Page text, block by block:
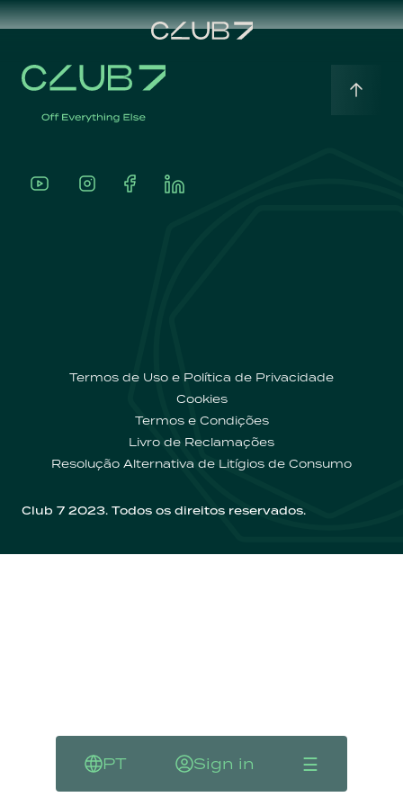
PT
LanguageSign in
Sign in ☰Menu
oferta
Contactos
Termos de Uso e Política de Privacidade
Cookies
Termos e Condições
Livro de Reclamações
Resolução Alternativa de Litígios de Consumo
Club 7 2023. Todos os direitos reservados.